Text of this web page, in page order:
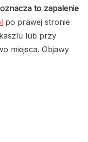
to zapalenie
po prawej stronie
lub przy
miejsca. Objawy